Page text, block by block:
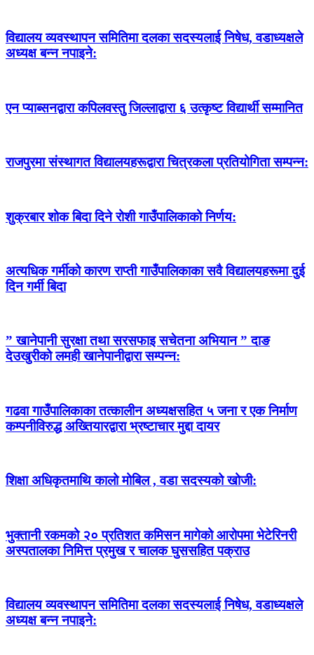
विद्यालय व्यवस्थापन समितिमा दलका सदस्यलाई निषेध, वडाध्यक्षले
अध्यक्ष बन्न नपाइने:
एन प्याब्सनद्वारा कपिलवस्तु जिल्लाद्वारा ६ उत्कृष्ट विद्यार्थी सम्मानित
राजपुरमा संस्थागत विद्यालयहरूद्वारा चित्रकला प्रतियोगिता सम्पन्न:
शुक्रबार शोक बिदा दिने रोशी गाउँपालिकाको निर्णय:
अत्यधिक गर्मीको कारण राप्ती गाउँपालिकाका सवै विद्यालयहरूमा दुई
दिन गर्मी बिदा
” खानेपानी सुरक्षा तथा सरसफाइ सचेतना अभियान ” दाङ
देउखुरीको लमही खानेपानीद्वारा सम्पन्न:
गढवा गाउँपालिकाका तत्कालीन अध्यक्षसहित ५ जना र एक निर्माण
कम्पनीविरुद्ध अख्तियारद्वारा भ्रष्टाचार मुद्दा दायर
शिक्षा अधिकृतमाथि कालो मोबिल , वडा सदस्यको खोजी:
भुक्तानी रकमको २० प्रतिशत कमिसन मागेको आरोपमा भेटेरिनरी
अस्पतालका निमित्त प्रमुख र चालक घुससहित पक्राउ
विद्यालय व्यवस्थापन समितिमा दलका सदस्यलाई निषेध, वडाध्यक्षले
अध्यक्ष बन्न नपाइने: